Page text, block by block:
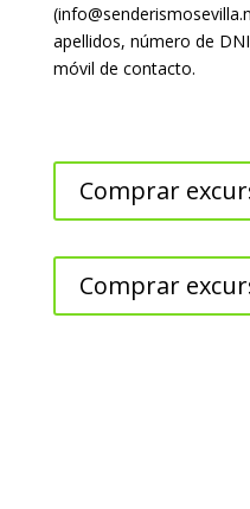
apellidos, número de
móvil de contacto.
Comprar
Comprar